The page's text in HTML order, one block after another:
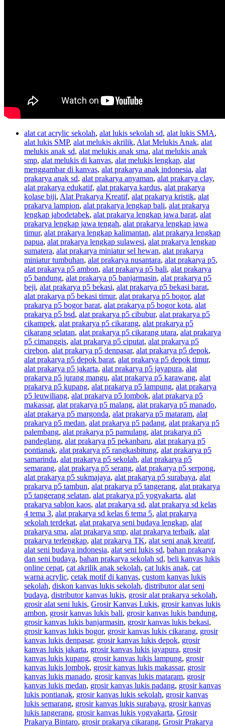
alat cat acrylic sekolah, alat lukis sekolah sd, alat lukis SMA,
alat lukis SMP, alat melukis akrilik, Alat Melukis Anak, alat
melukis anak sd, alat melukis anak sma, alat melukis anak
smp, alat melukis di kanvas, alat melukis lengkap, alat
menggambar di kanvas, alat prakarya anak indonesia, alat
prakarya anak sd, alat prakarya anyaman, alat prakarya clay,
alat prakarya edukatif, alat prakarya kardus, alat prakarya
kolase biji, Alat Prakarya Kreatif, alat prakarya kristik, alat
prakarya lampion, alat prakarya lengkap bali, alat prakarya
lengkap jabodetabek, alat prakarya lengkap jawa barat, alat
prakarya lengkap jawa tengah, alat prakarya lengkap jawa
timur, alat prakarya lengkap kalimantan, alat prakarya lengkap
papua, alat prakarya lengkap sulawesi, alat prakarya lengkap
sumatera, alat prakarya miniatur sel hewan, alat prakarya
miniatur tumbuhan, alat prakarya nusantara, alat prakarya p5,
alat prakarya p5 ambon, alat prakarya p5 bali, alat prakarya
p5 bandung, alat prakarya p5 banjarmasin, alat prakarya p5
beji, alat prakarya p5 bekasi, alat prakarya p5 bekasi barat,
alat prakarya p5 bekasi timur, alat prakarya p5 bogor, alat
prakarya p5 bogor barat, alat prakarya p5 bogor kota, alat
prakarya p5 bsd, alat prakarya p5 cibubur, alat prakarya p5
cikampek, alat prakarya p5 cikarang, alat prakarya p5
cikarang selatan, alat prakarya p5 cikarang utara, alat prakarya
p5 cimanggis, alat prakarya p5 ciputat, alat prakarya p5
cirebon, alat prakarya p5 denpasar, alat prakarya p5 depok,
alat prakarya p5 depok barat, alat prakarya p5 depok timur,
alat prakarya p5 jakarta, alat prakarya p5 jayapura, alat
prakarya p5 jurang mangu, alat prakarya p5 karawang, alat
prakarya p5 kupang, alat prakarya p5 lampung, alat prakarya
p5 leuwiliang, alat prakarya p5 lombok, alat prakarya p5
makassar, alat prakarya p5 malang, alat prakarya p5 manado,
alat prakarya p5 margonda, alat prakarya p5 mataram, alat
prakarya p5 medan, alat prakarya p5 padang, alat prakarya p5
palembang, alat prakarya p5 pamulang, alat prakarya p5
pandeglang, alat prakarya p5 pekanbaru, alat prakarya p5
pontianak, alat prakarya p5 rangkasbitung, alat prakarya p5
samarinda, alat prakarya p5 sekolah, alat prakarya p5
semarang, alat prakarya p5 serang, alat prakarya p5 serpong,
alat prakarya p5 sukmajaya, alat prakarya p5 surabaya, alat
prakarya p5 tambun, alat prakarya p5 tangerang, alat prakarya
p5 tangerang selatan, alat prakarya p5 yogyakarta, alat
prakarya sablon kaos, alat prakarya sd, alat prakarya sd kelas
4 tema 3, alat prakarya sd kelas 6 tema 5, alat prakarya
sekolah terdekat, alat prakarya seni budaya lengkap, alat
prakarya sma, alat prakarya smp, alat prakarya terbaik, alat
prakarya terlengkap, alat prakarya TK, alat seni anak kreatif,
alat seni budaya indonesia, alat seni lukis sd, bahan prakarya
dan seni budaya, bahan prakarya sekolah sd, beli kanvas lukis
online cepat, cat akrilik anak sekolah, cat lukis anak, cat
warna acrylic, cetak motif di kanvas, custom kanvas lukis
sekolah, diskon kanvas lukis sekolah, distributor alat seni
budaya, distributor kanvas lukis, grosir alat prakarya sekolah,
grosir alat seni lukis, Grosir Kanvas Lukis, grosir kanvas lukis
ambon, grosir kanvas lukis bali, grosir kanvas lukis bandung,
grosir kanvas lukis banjarmasin, grosir kanvas lukis bekasi,
grosir kanvas lukis bogor, grosir kanvas lukis cikarang, grosir
kanvas lukis denpasar, grosir kanvas lukis depok, grosir
kanvas lukis jakarta, grosir kanvas lukis jayapura, grosir
kanvas lukis kupang, grosir kanvas lukis lampung, grosir
kanvas lukis lombok, grosir kanvas lukis makassar, grosir
kanvas lukis manado, grosir kanvas lukis mataram, grosir
kanvas lukis medan, grosir kanvas lukis padang, grosir kanvas
lukis pontianak, grosir kanvas lukis sekolah, grosir kanvas
lukis semarang, grosir kanvas lukis surabaya, grosir kanvas
lukis tangerang, grosir kanvas lukis yogyakarta, Grosir
Prakarya Bintaro, grosir prakarya cikarang, Grosir Prakarya